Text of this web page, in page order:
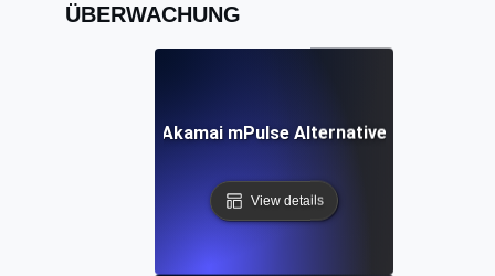
ÜBERWACHUNG
Akamai mPulse Alternative
View details